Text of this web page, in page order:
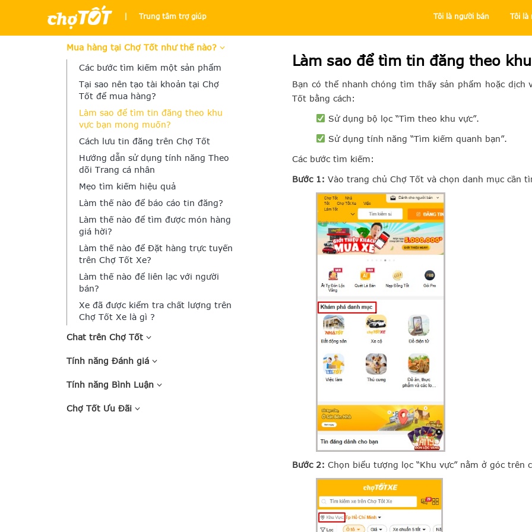
Trung tâm trợ giúp Tôi là người bán Tôi là
Mua hàng tại Chợ Tốt như thế nào?
Các bước tìm kiếm một sản phẩm
Tại sao nên tạo tài khoản tại Chợ
Tốt để mua hàng?
Làm sao để tìm tin đăng theo khu
vực bạn mong muốn?
Cách lưu tin đăng trên Chợ Tốt
Hướng dẫn sử dụng tính năng Theo
dõi Trang cá nhân
Mẹo tìm kiếm hiệu quả
Làm thế nào để báo cáo tin đăng?
Làm thế nào để tìm được món hàng
giá hời?
Làm thế nào để Đặt hàng trực tuyến
trên Chợ Tốt Xe?
Làm thế nào để liên lạc với người
bán?
Xe đã được kiểm tra chất lượng trên
Chợ Tốt Xe là gì ?
Chat trên Chợ Tốt
Tính năng Đánh giá
Tính năng Bình Luận
Chợ Tốt Ưu Đãi
Làm sao để tìm tin đăng theo
Bạn có thể nhanh chóng tìm thấy sản phẩm hoặc
Tốt bằng cách:
Sử dụng bộ lọc “Tìm theo khu vực”.
Sử dụng tính năng “Tìm kiếm quanh bạn”.
Các bước tìm kiếm:
Bước 1: Vào trang chủ Chợ Tốt và chọn danh mục cần
Bước 2: Chọn biểu tượng lọc “Khu vực” nằm ở góc trên